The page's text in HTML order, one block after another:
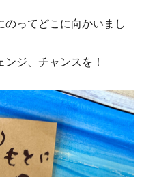
のってどこに向かいまし
ジ、チャンスを！